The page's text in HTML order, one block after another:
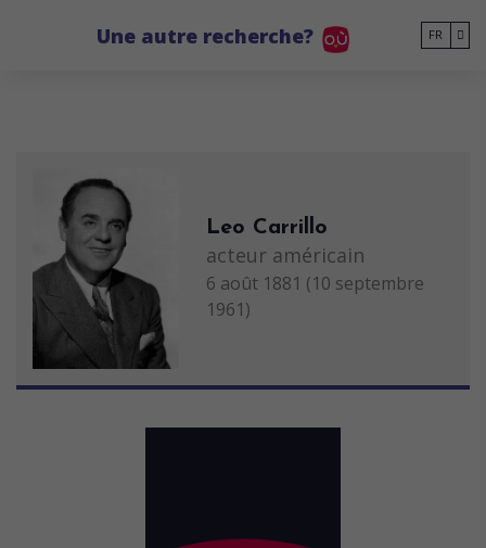
Une autre recherche? FR
Leo Carrillo
acteur américain
6 août 1881 (10 septembre
1961)